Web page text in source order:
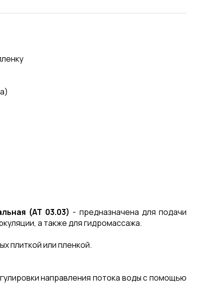
(АТ 03.03) - предназначена для подачи
а также для гидромассажа.
плиткой или пленкой.
направления потока воды с помощью